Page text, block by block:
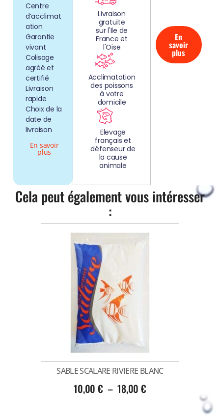
Centre
d’acclimat
ation
Garantie
vivant
Colisage
agréé et
certifié
Livraison
rapide
Choix de la
date de
livraison
En savoir
plus
Livraison
gratuite
sur l'Ile de
France et
l'Oise
Acclimatation
des poissons
à votre
domicile
Elevage
français et
défenseur de
la cause
animale
En
savoir
plus
Cela peut également vous intéresser
:
SABLE SCALARE RIVIERE BLANC
10,00 € – 18,00 €